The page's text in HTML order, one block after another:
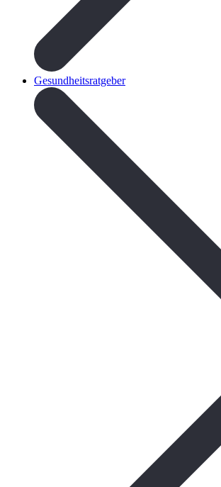
Gesundheitsratgeber